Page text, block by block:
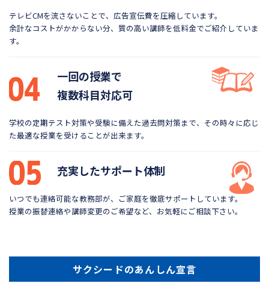
テレビCMを流さないことで、広告宣伝費を圧縮しています。
余計なコストがかからない分、質の高い講師を低料金でご紹介していま
す。
一回の授業で
複数科目対応可
学校の定期テスト対策や受験に備えた過去問対策まで、 その時々に応じ
た最適な授業を受けることが出来ます。
充実したサポート体制
いつでも連絡可能な教務部が、ご家庭を徹底サポートしています。
授業の振替連絡や講師変更のご希望など、お気軽にご相談下さい。
サクシードのあんしん宣言